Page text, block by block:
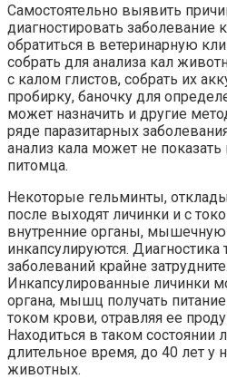
Самостоятельно выявить
диагностировать заболевание
обратиться в ветеринарную
собрать для анализа кал
с калом глистов, собрать их
пробирку, баночку для
может назначить и другие
ряде паразитарных
анализ кала может не показать
питомца.
Некоторые гельминты,
после выходят личинки и с
внутренние органы, мышечную
инкапсулируются. Диагностика
заболеваний крайне
Инкапсулированные личинки
органа, мышц получать
током крови, отравляя ее
Находиться в таком состоянии
длительное время, до 40 лет у
животных.